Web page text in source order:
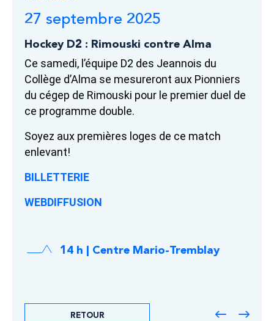
27 septembre 2025
Hockey D2 : Rimouski contre Alma
Ce samedi, l’équipe D2 des Jeannois du
Collège d’Alma se mesureront aux Pionniers
du cégep de Rimouski pour le premier duel de
ce programme double.
Soyez aux premières loges de ce match
enlevant!
BILLETTERIE
WEBDIFFUSION
14 h | Centre Mario-Tremblay
RETOUR